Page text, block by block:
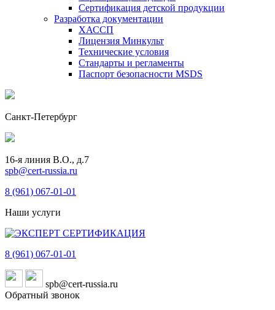
Сертификация детской продукции
Разработка документации
ХАССП
Лицензия Минкульт
Технические условия
Стандарты и регламенты
Паспорт безопасности MSDS
Санкт-Петербург
16-я линия В.О., д.7
spb@cert-russia.ru
8 (961) 067-01-01
Наши услуги
8 (961) 067-01-01
spb@cert-russia.ru
Обратный звонок